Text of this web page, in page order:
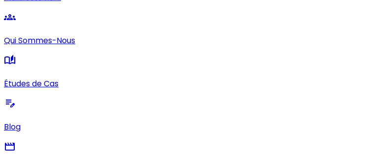
groups
Qui Sommes-Nous
auto_stories
Études de Cas
edit_note
Blog
movie